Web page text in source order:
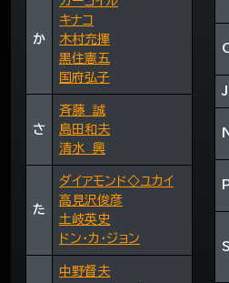
か
キナコ
木村充揮
黒住憲五
国府弘子
さ
斉藤 誠
島田和夫
清水 興
た
ダイアモンド◇ユカイ
高見沢俊彦
土岐英史
ドン・カ・ジョン
中野督夫
J
N
S